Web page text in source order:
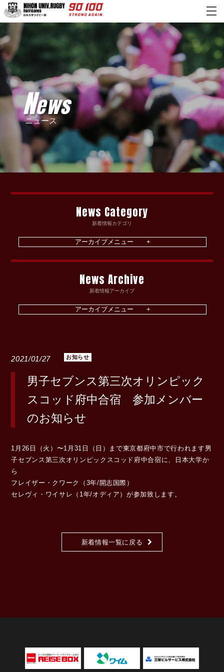
News
ニュース
News Category
新着情報カテゴリ
News Archive
新着情報アーカイブ
2021/01/27 お知らせ
男子セブンス第三次オリンピック
スコッド府中合宿 参加メンバー
のお知らせ
1月26日（火）〜1月31日（日）まで東京都府中市で行われます男
子セブンス第三次オリンピックスコッド府中合宿に、日本大学か
ら
フレイザー・クワーク（3年/開志国際）
セレヴィ・ワイサレ（1年/オディア）が参加致します。
新着情報一覧に戻る